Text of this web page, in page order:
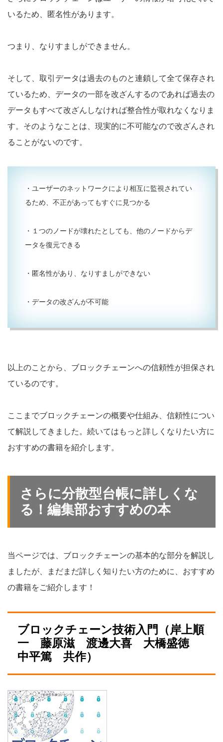
いるため、匿名性があります。
つまり、なりすましができません。
そして、取引データは過去のものと連鎖して全て保存され
ているため、データの一部を改ざんするのであれば過去の
データもすべて改ざんしなければ整合性が取れなくなりま
す。そのようなことは、現実的に不可能なので改ざんされ
ることがないのです。
・ユーザーのネットワークにより相互に監視されてい
るため、不正があってもすぐに見つかる
・１つのノードが壊れたとしても、他のノードからデ
ータを復元できる
・匿名性があり、なりすましができない
・データの改ざんが不可能
以上のことから、ブロックチェーンへの信頼性が担保され
ているのです。
ここまでブロックチェーンの概要や仕組み、信頼性につい
て解説してきました。続いてはもっと詳しくなりたい方に
おすすめの書籍を紹介します。
さらに分散型台帳に詳しくな
る！編集部おすすめの本
当ページでは、ブロックチェーンの基本的な部分を解説し
ましたが、まだまだ詳しく知りたい方のために、おすすめ
の書籍をご紹介します！
ブロックチェーン技術入門（岸上順
一 藤原滋 渡邊大喜 大橋盛徳
中平篤 共作）